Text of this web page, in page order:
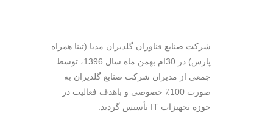
شرکت صنایع فناوران گلدیران مدیا (تینا همراه
پارس) در 30ام بهمن ماه سال 1396، توسط
جمعی از مدیران شرکت صنایع گلدیران به
صورت 100٪ خصوصی و باهدف فعالیت در
حوزه تجهیزات IT تأسیس گردید.